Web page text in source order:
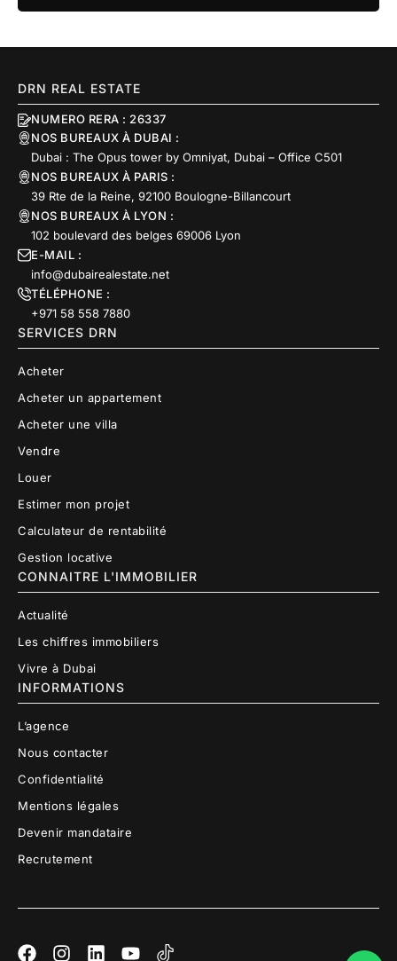
DRN REAL ESTATE
NUMERO RERA : 26337
NOS BUREAUX À DUBAI :
Dubai : The Opus tower by Omniyat, Dubai – Office C501
NOS BUREAUX À PARIS :
39 Rte de la Reine, 92100 Boulogne-Billancourt
NOS BUREAUX À LYON :
102 boulevard des belges 69006 Lyon
E-MAIL :
info@dubairealestate.net
TÉLÉPHONE :
+971 58 558 7880
SERVICES DRN
Acheter
Acheter un appartement
Acheter une villa
Vendre
Louer
Estimer mon projet
Calculateur de rentabilité
Gestion locative
CONNAITRE L'IMMOBILIER
Actualité
Les chiffres immobiliers
Vivre à Dubai
INFORMATIONS
L’agence
Nous contacter
Confidentialité
Mentions légales
Devenir mandataire
Recrutement